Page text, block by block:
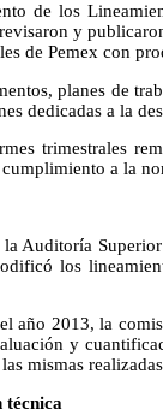
de los
y
de Pemex con
planes de
dedicadas a la
trimestrales
a la
Auditoría
los
año 2013, la
y
mismas
técnica